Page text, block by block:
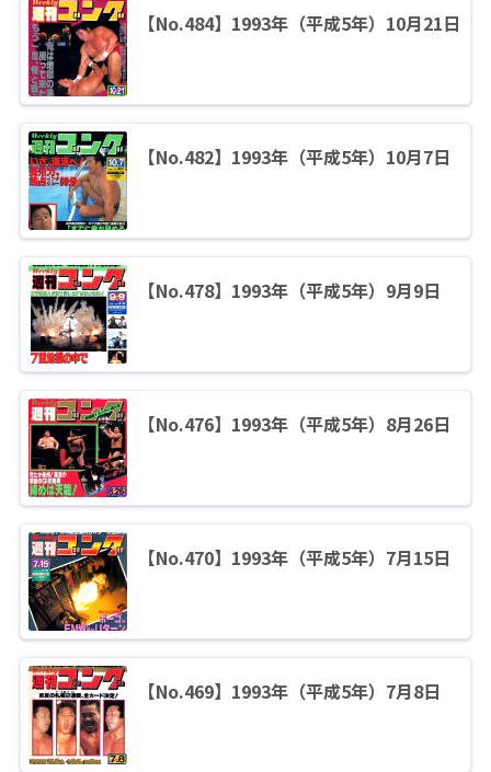
【No.484】1993年（平成5年）10月21日
【No.482】1993年（平成5年）10月7日
【No.478】1993年（平成5年）9月9日
【No.476】1993年（平成5年）8月26日
【No.470】1993年（平成5年）7月15日
【No.469】1993年（平成5年）7月8日